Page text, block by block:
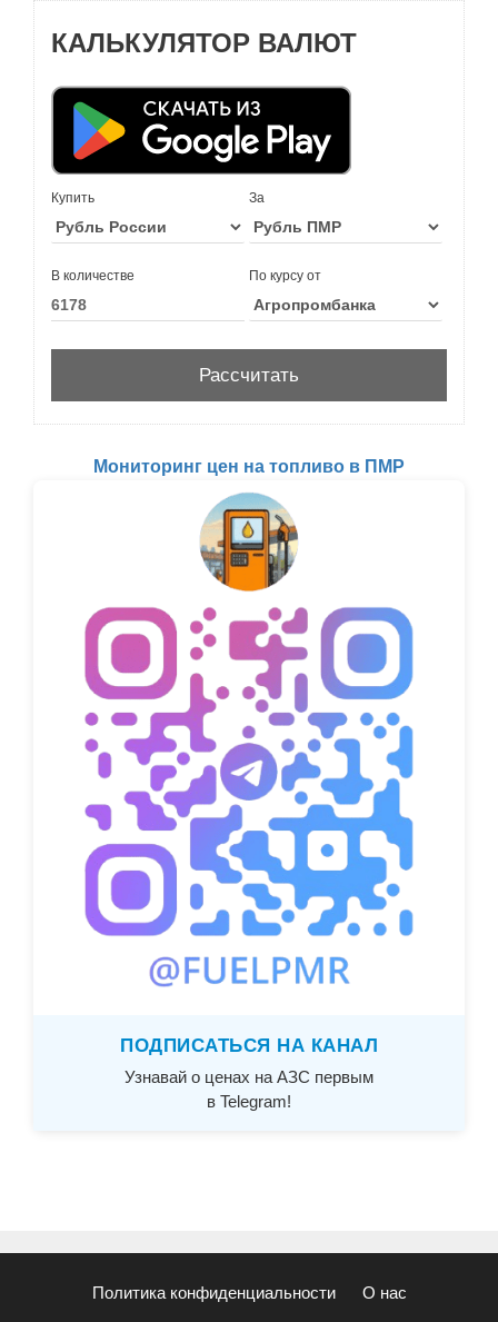
КАЛЬКУЛЯТОР ВАЛЮТ
Купить За
В количестве По курсу от
Мониторинг цен на топливо в ПМР
ПОДПИСАТЬСЯ НА КАНАЛ
Узнавай о ценах на АЗС первым
в Telegram!
Политика конфиденциальности О нас